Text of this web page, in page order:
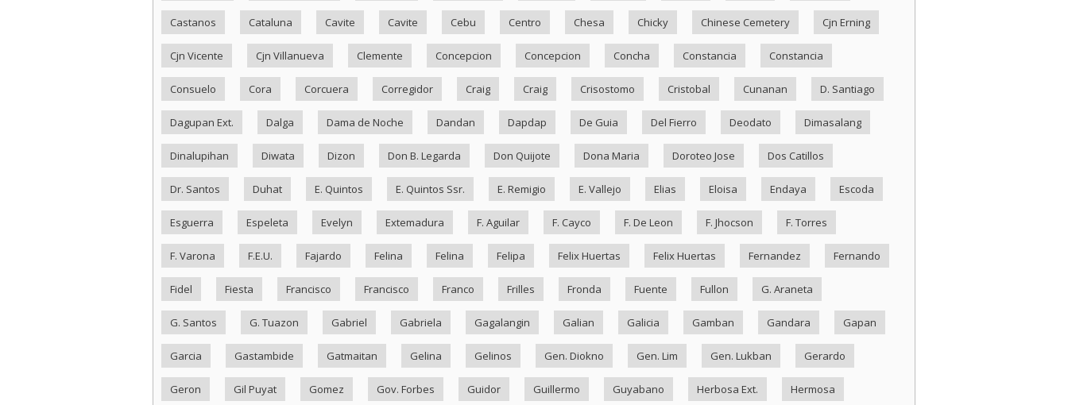
Castanos Cataluna Cavite Cavite Cebu Centro Chesa Chicky Chinese Cemetery Cjn Erning
Cjn Vicente Cjn Villanueva Clemente Concepcion Concepcion Concha Constancia Constancia
Consuelo Cora Corcuera Corregidor Craig Craig Crisostomo Cristobal Cunanan D. Santiago
Dagupan Ext. Dalga Dama de Noche Dandan Dapdap De Guia Del Fierro Deodato Dimasalang
Dinalupihan Diwata Dizon Don B. Legarda Don Quijote Dona Maria Doroteo Jose Dos Catillos
Dr. Santos Duhat E. Quintos E. Quintos Ssr. E. Remigio E. Vallejo Elias Eloisa Endaya Escoda
Esguerra Espeleta Evelyn Extemadura F. Aguilar F. Cayco F. De Leon F. Jhocson F. Torres
F. Varona F.E.U. Fajardo Felina Felina Felipa Felix Huertas Felix Huertas Fernandez Fernando
Fidel Fiesta Francisco Francisco Franco Frilles Fronda Fuente Fullon G. Araneta
G. Santos G. Tuazon Gabriel Gabriela Gagalangin Galian Galicia Gamban Gandara Gapan
Garcia Gastambide Gatmaitan Gelina Gelinos Gen. Diokno Gen. Lim Gen. Lukban Gerardo
Geron Gil Puyat Gomez Gov. Forbes Guidor Guillermo Guyabano Herbosa Ext. Hermosa